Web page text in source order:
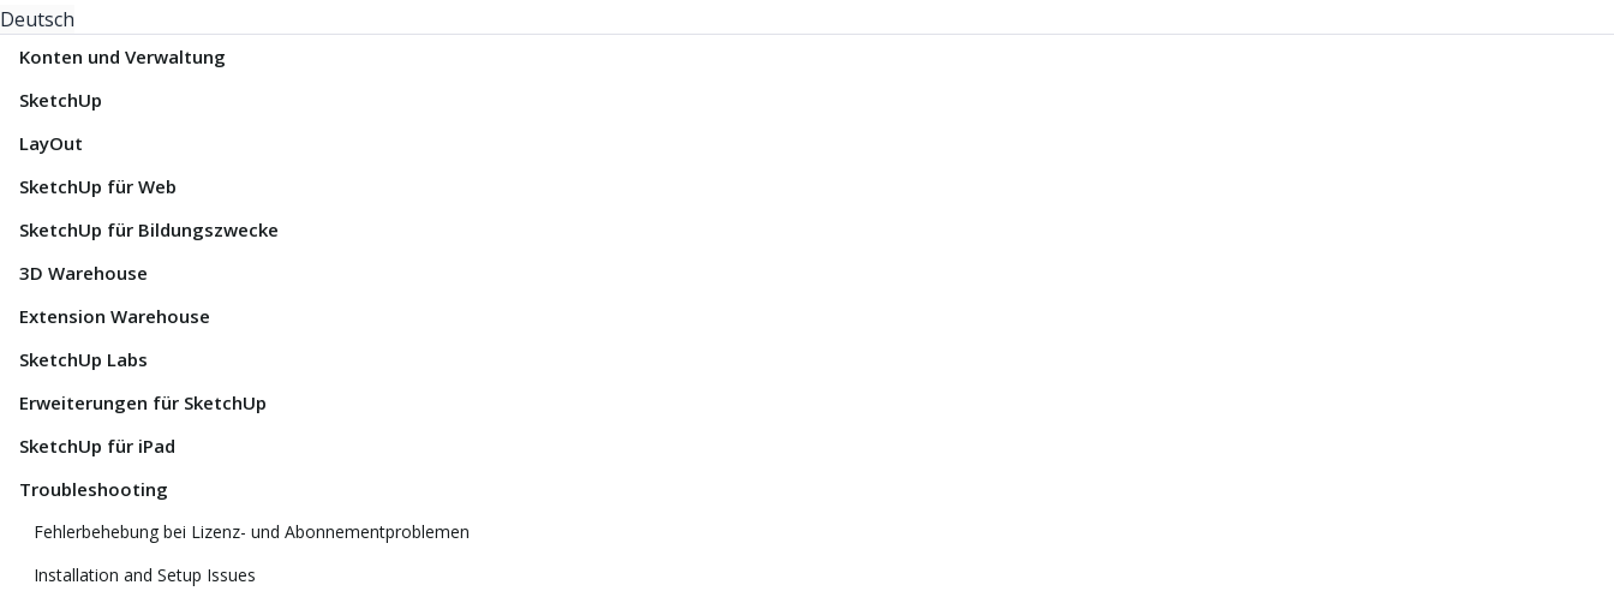
Deutsch
Konten und Verwaltung
SketchUp
LayOut
SketchUp für Web
SketchUp für Bildungszwecke
3D Warehouse
Extension Warehouse
SketchUp Labs
Erweiterungen für SketchUp
SketchUp für iPad
Troubleshooting
Fehlerbehebung bei Lizenz- und Abonnementproblemen
Installation and Setup Issues